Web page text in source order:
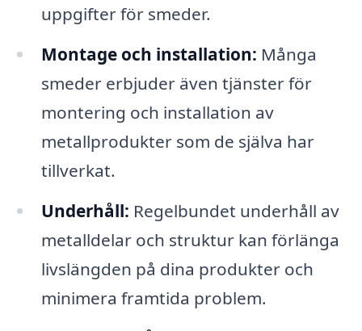
uppgifter för smeder.
Montage och installation: Många
smeder erbjuder även tjänster för
montering och installation av
metallprodukter som de själva har
tillverkat.
Underhåll: Regelbundet underhåll av
metalldelar och struktur kan förlänga
livslängden på dina produkter och
minimera framtida problem.